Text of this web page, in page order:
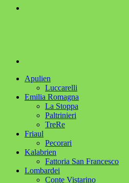
Apulien
Luccarelli
Emilia Romagna
La Stoppa
Paltrinieri
TreRe
Friaul
Pecorari
Kalabrien
Fattoria San Francesco
Lombardei
Conte Vistarino